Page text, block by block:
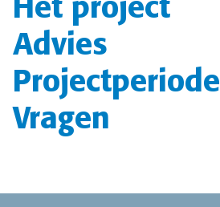
Advies
Projectperiode
Vragen